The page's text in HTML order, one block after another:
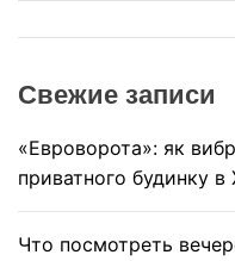
r
h
Свежие записи
«Евроворота»: як
приватного будинку в
Что посмотреть